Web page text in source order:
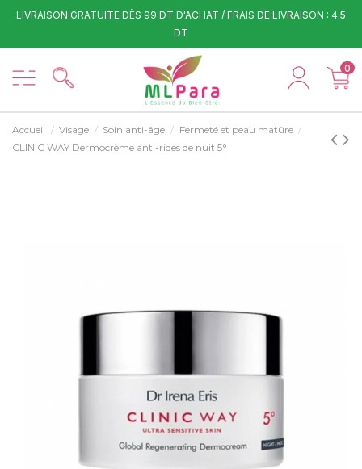
LIVRAISON GRATUITE DÈS 99 DT D'ACHAT / FRAIS DE LIVRAISON : 4.5
DT
0
Accueil Visage Soin anti-âge
Fermeté et peau matûre
CLINIC WAY Dermocrème anti-rides de nuit 5°